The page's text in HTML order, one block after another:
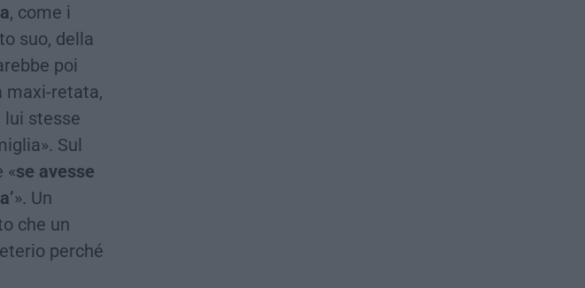
, come i
suo, della
poi
maxi-retata,
lui stesse
Sul
«se avesse
». Un
che un
perché